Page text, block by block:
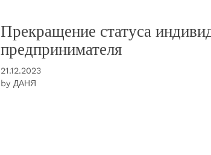
Прекращение статуса
предпринимателя
21.12.2023
by ДАНЯ